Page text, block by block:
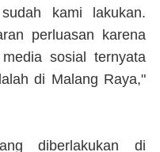
kami lakukan.
perluasan karena
sosial ternyata
di Malang Raya,"
diberlakukan di